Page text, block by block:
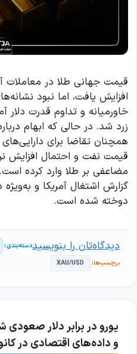
قیمت جهانی طلا در معاملات
افزایش یافت، اما نبود
خاورمیانه و تداوم قدرت دلار
زرد شد. در حالی که ابهام
همچنان تقاضا برای دارایی‌های
قیمت نفت و احتمال افزایش
مضاعفی بر طلا وارد کرده
دوخته شده است.
XAU/USD
دیدگاه‌تان را بنویسید
یورو در برابر دلار صعودی
و داده‌های اقتصادی در